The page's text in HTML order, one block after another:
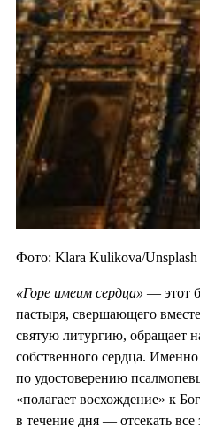
Фото: Klara Kulikova/Unsplash
«Горе имеим сердца» — этот
пастыря, свершающего
святую литургию, обращает
собственного сердца. Именно
по удостоверению
«полагает восхождение» к
в течение дня — отсекать